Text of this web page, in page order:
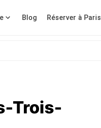
Blog Réserver à Paris
Trois-